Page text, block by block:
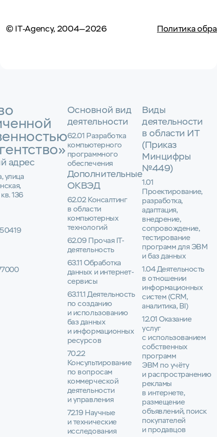
© IT-Agency, 2004—2026 Политика
адрес
улица
136
Основной вид
деятельности
62.01 Разработка
компьютерного
программного
обеспечения
Дополнительные
ОКВЭД
62.02 Консалтинг
в области
компьютерных
технологий
62.09 Прочая IT-
деятельность
63.11 Обработка
данных и интернет-
сервисы
63.11.1 Деятельность
по созданию
и использованию
баз данных
и информационных
ресурсов
70.22
Консультирование
по вопросам
коммерческой
деятельности
и управления
72.19 Научные
и технические
исследования
Виды
деятельности
в области ИТ
(Приказ
Минцифры
№449)
1.01
Проектирование,
разработка,
адаптация,
внедрение,
сопровождение,
тестирование
программ для ЭВМ
и баз данных
1.04 Деятельность
в отношении
информационных
систем (CRM,
аналитика, BI)
12.01 Оказание
услуг
с использованием
собственных
программ
ЭВМ по учёту
и распространению
рекламы
в интернете,
размещение
объявлений, поиск
покупателей
и продавцов